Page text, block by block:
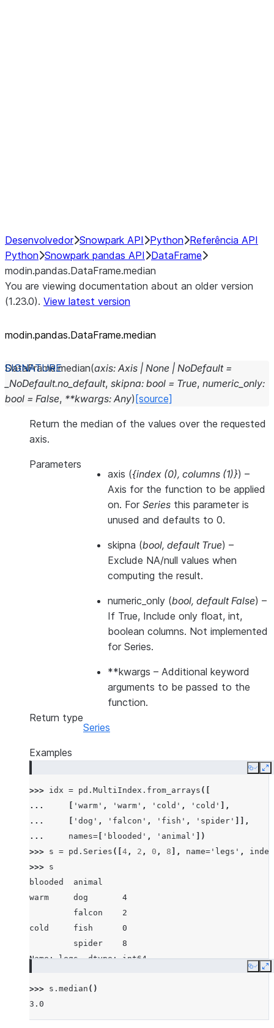
Desenvolvedor Snowpark API Python Referência API
Python Snowpark pandas API
DataFrame
modin.pandas.DataFrame.median
You are viewing documentation about an older version
(1.23.0). View latest version
modin.pandas.DataFrame.median
DataFrame.median(axis: Axis | None | NoDefault =
_NoDefault.no_default, skipna: bool = True, numeric_only:
bool = False, **kwargs: Any) [source]
Return the median of the values over the requested
axis.
Parameters
axis ({index (0), columns (1)}) –
Axis for the function to be applied
on. For Series this parameter is
unused and defaults to 0.
skipna (bool, default True) –
Exclude NA/null values when
computing the result.
numeric_only (bool, default False) –
If True, Include only float, int,
boolean columns. Not implemented
for Series.
**kwargs – Additional keyword
arguments to be passed to the
function.
Return type
Series
Examples
Copy
>>> idx = pd . MultiIndex . from_arrays ([
...
'warm' , 'warm' , 'cold' , 'cold'
],
...
'dog' , 'falcon' , 'fish' , 'spider'
]],
...
names= 'blooded' , 'animal'
])
>>> s = pd . Series ([ 4 , 2 , 0 , 8 ], name= 'legs' ,
index
>>> s
blooded  animal
warm     dog       4
         falcon    2
cold     fish      0
         spider    8
Name: legs, dtype: int64
Copy
>>> s . median ()
3.0